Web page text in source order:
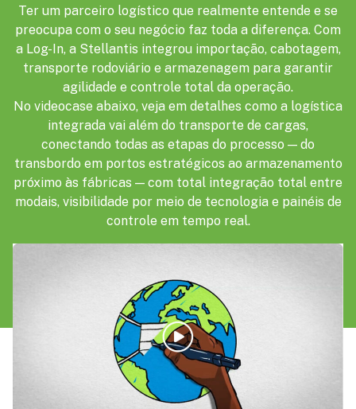
Ter um parceiro logístico que realmente entende e se
preocupa com o seu negócio faz toda a diferença. Com
a Log-In, a Stellantis integrou importação, cabotagem,
transporte rodoviário e armazenagem para garantir
agilidade e controle total da operação.
No videocase abaixo, veja em detalhes como a logística
integrada vai além do transporte de cargas,
conectando todas as etapas do processo — do
transbordo em portos estratégicos ao armazenamento
próximo às fábricas — com total integração total entre
modais, visibilidade por meio de tecnologia e painéis de
controle em tempo real.